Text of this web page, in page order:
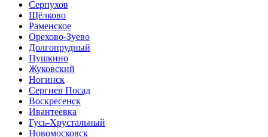
Серпухов
Щёлково
Раменское
Орехово-Зуево
Долгопрудный
Пушкино
Жуковский
Ногинск
Сергиев Посад
Воскресенск
Ивантеевка
Гусь-Хрустальный
Новомосковск